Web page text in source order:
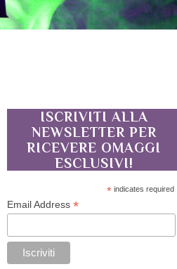
ISCRIVITI ALLA
NEWSLETTER PER
RICEVERE OMAGGI
ESCLUSIVI!
* indicates required
Email Address *